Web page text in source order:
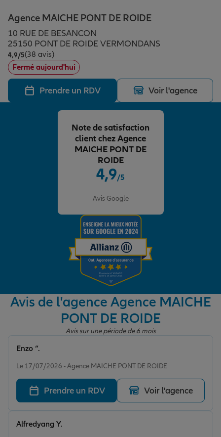
Assurance animal de compagnie
Protection juridique
Plan épargne retraite
Assurance vie
Placements financiers
Investissements immobiliers
Vos projets
Partir en vacances
Déménager
Changer de voiture
Préparer l’avenir
Conseil assurance
Assurance auto
Garantie des accidents de la vie
Protection juridique
Retraite
Tous nos devis d'assurance
Agence MAICHE PONT DE ROIDE
10 RUE DE BESANCON
25150 PONT DE ROIDE VERMONDANS
4,9/5Note de 4.9 sur 5
(38 avis)
Fermé aujourd'hui
Prendre un RDV Voir l'agence
4,9/5
Avis Google
Note de satisfaction
client chez Agence
MAICHE PONT DE
ROIDE
Avis de l'agence Agence MAICHE
PONT DE ROIDE
Avis sur une période de 6 mois
Le 17/07/2026 - Agence MAICHE PONT DE ROIDE
Enzo “.
Prendre un RDV Voir l'agence
Alfredyang Y.